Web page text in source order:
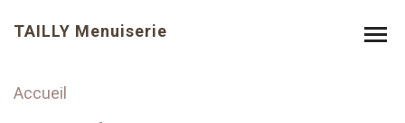
TAILLY Menuiserie
Accueil